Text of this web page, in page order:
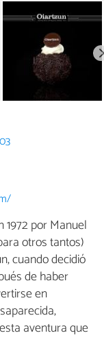
por Manuel
otros tantos)
cuando decidió
de haber
en
aventura que